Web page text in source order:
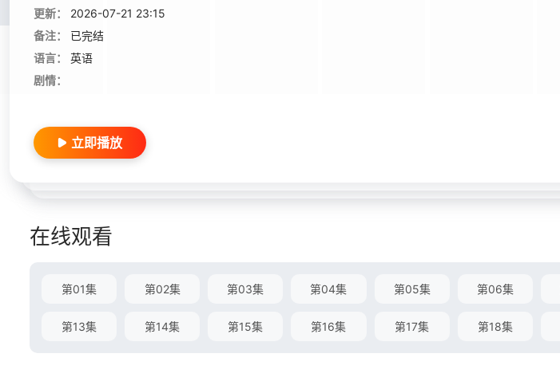
更新：
2026-07-21 23:15
备注：
已完结
语言：
英语
剧情：
立即播放
在线观看
第01集 第02集 第03集 第04集 第05集 第06集
第13集 第14集 第15集 第16集 第17集 第18集